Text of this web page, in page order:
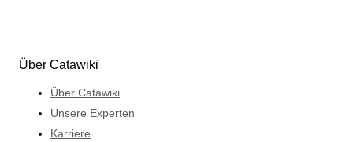
Über Catawiki
Über Catawiki
Unsere Experten
Karriere